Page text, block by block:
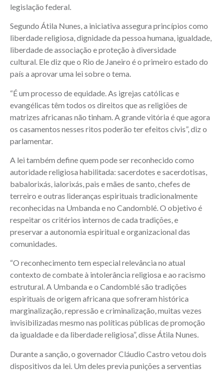
legislação federal.
Segundo Átila Nunes, a iniciativa assegura princípios como
liberdade religiosa, dignidade da pessoa humana, igualdade,
liberdade de associação e proteção à diversidade
cultural. Ele diz que o Rio de Janeiro é o primeiro estado do
país a aprovar uma lei sobre o tema.
“É um processo de equidade. As igrejas católicas e
evangélicas têm todos os direitos que as religiões de
matrizes africanas não tinham. A grande vitória é que agora
os casamentos nesses ritos poderão ter efeitos civis”, diz o
parlamentar.
A lei também define quem pode ser reconhecido como
autoridade religiosa habilitada: sacerdotes e sacerdotisas,
babalorixás, ialorixás, pais e mães de santo, chefes de
terreiro e outras lideranças espirituais tradicionalmente
reconhecidas na Umbanda e no Candomblé. O objetivo é
respeitar os critérios internos de cada tradições, e
preservar a autonomia espiritual e organizacional das
comunidades.
“O reconhecimento tem especial relevância no atual
contexto de combate à intolerância religiosa e ao racismo
estrutural. A Umbanda e o Candomblé são tradições
espirituais de origem africana que sofreram histórica
marginalização, repressão e criminalização, muitas vezes
invisibilizadas mesmo nas políticas públicas de promoção
da igualdade e da liberdade religiosa”, disse Átila Nunes.
Durante a sanção, o governador Cláudio Castro vetou dois
dispositivos da lei. Um deles previa punições a serventias